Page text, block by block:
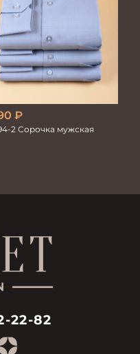
₽
2 Сорочка мужская
22-82